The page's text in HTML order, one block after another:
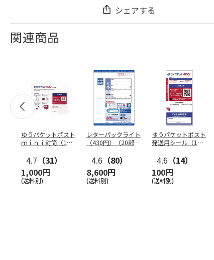
シェアする
関連商品
ゆうパケットポスト
ｍｉｎｉ封筒（1個
4.7 （31）
1,000円
(送料別)
レターパックライト
（430円）（20部セ
4.6 （80）
8,600円
(送料別)
ゆうパケットポスト
発送用シール（1個
4.6 （14）
100円
(送料別)